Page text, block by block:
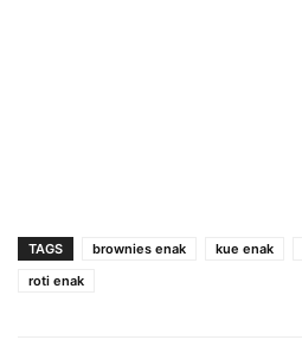
TAGS brownies enak kue enak
roti enak